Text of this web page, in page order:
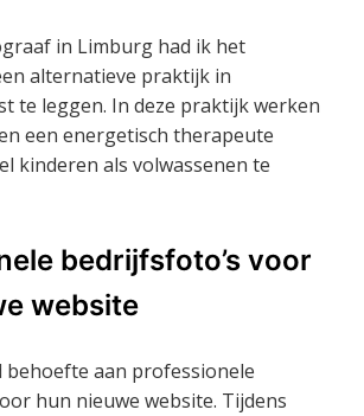
in Limburg had ik het
alternatieve praktijk in
te leggen. In deze praktijk werken
een energetisch therapeute
kinderen als volwassenen te
bedrijfsfoto’s voor
website
behoefte aan professionele
hun nieuwe website. Tijdens